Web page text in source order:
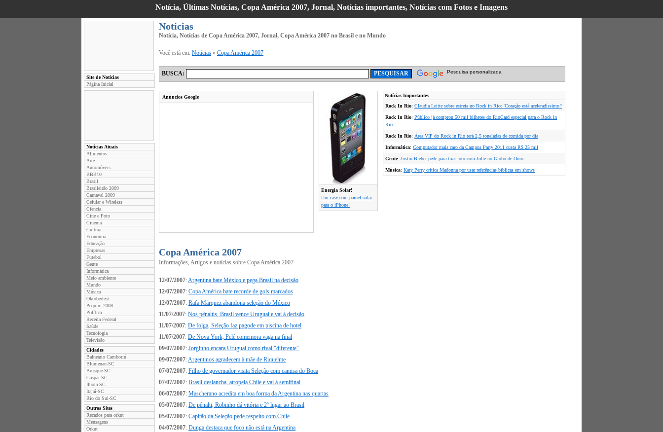
Notícia, Últimas Notícias, Copa América 2007, Jornal, Notícias importantes, Notícias com Fotos e Imagens
Site de Notícias
Página Inicial
Notícias Atuais
Alimentos
Arte
Automóveis
BBB10
Brasil
Brasileirão 2009
Carnaval 2009
Celular e Wireless
Ciência
Cine e Foto
Cinema
Cultura
Economia
Educação
Empresas
Futebol
Gente
Informática
Meio ambiente
Mundo
Música
Oktoberfest
Pequim 2008
Política
Receita Federal
Saúde
Tecnologia
Televisão
Cidades
Balneário Camboriú
Blumenau-SC
Brusque-SC
Gaspar-SC
Ilhota-SC
Itajaí-SC
Rio do Sul-SC
Outros Sites
Recados para orkut
Mensagens
Orkut
Notícias
Notícia, Notícias de Copa América 2007, Jornal, Copa América 2007 no Brasil e no Mundo
Você está em: Notícias » Copa América 2007
BUSCA: Pesquisa personalizada
Anúncios Google
Energia Solar!
Um case com painel solar
para o iPhone!
Notícias Importantes
Rock In Rio: Claudia Leitte sobre estreia no Rock in Rio: 'Coração está aceleradíssimo!'
Rock In Rio: Público já comprou 50 mil bilhetes do RioCard especial para o Rock in
Rio
Rock In Rio: Área VIP do Rock in Rio terá 2,5 toneladas de comida por dia
Informática: Computador mais caro da Campus Party 2011 custa R$ 25 mil
Gente: Justin Bieber pede para tirar foto com Jolie no Globo de Ouro
Música: Katy Perry critica Madonna por usar referências bíblicas em shows
Copa América 2007
Informações, Artigos e notícias sobre Copa América 2007
12/07/2007:Argentina bate México e pega Brasil na decisão
12/07/2007: Copa América bate recorde de gols marcados
12/07/2007: Rafa Márquez abandona seleção do México
11/07/2007: Nos pênaltis, Brasil vence Uruguai e vai à decisão
11/07/2007: De folga, Seleção faz pagode em piscina de hotel
11/07/2007: De Nova York, Pelé comemora vaga na final
09/07/2007: Jorginho encara Uruguai como rival "diferente"
09/07/2007:Argentinos agradecem à mãe de Riquelme
07/07/2007: Filho de governador visita Seleção com camisa do Boca
07/07/2007: Brasil deslancha, atropela Chile e vai à semifinal
06/07/2007: Mascherano acredita em boa forma da Argentina nas quartas
05/07/2007: De pênalti, Robinho dá vitória e 2º lugar ao Brasil
05/07/2007: Capitão da Seleção pede respeito com Chile
04/07/2007: Dunga destaca que foco não está na Argentina